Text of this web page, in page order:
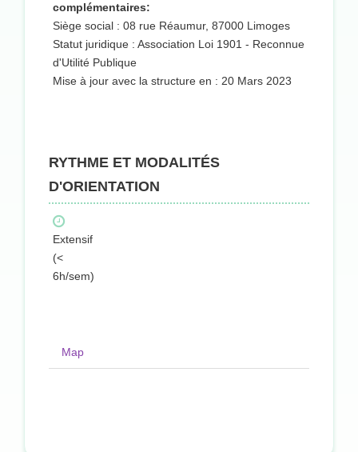
complémentaires:
Siège social : 08 rue Réaumur, 87000 Limoges
Statut juridique : Association Loi 1901 - Reconnue
d'Utilité Publique
Mise à jour avec la structure en : 20 Mars 2023
RYTHME ET MODALITÉS
D'ORIENTATION
Extensif
(<
6h/sem)
Map